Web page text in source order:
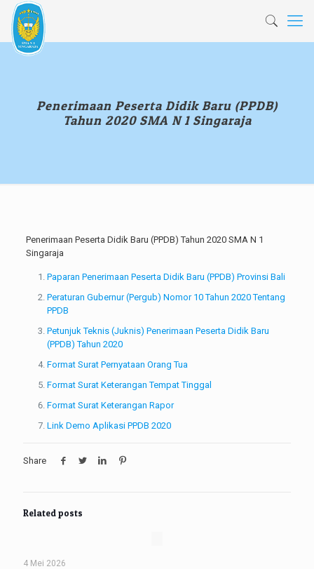
Penerimaan Peserta Didik Baru (PPDB)
Tahun 2020 SMA N 1 Singaraja
Penerimaan Peserta Didik Baru (PPDB) Tahun 2020 SMA N 1
Singaraja
Paparan Penerimaan Peserta Didik Baru (PPDB) Provinsi Bali
Peraturan Gubernur (Pergub) Nomor 10 Tahun 2020 Tentang
PPDB
Petunjuk Teknis (Juknis) Penerimaan Peserta Didik Baru
(PPDB) Tahun 2020
Format Surat Pernyataan Orang Tua
Format Surat Keterangan Tempat Tinggal
Format Surat Keterangan Rapor
Link Demo Aplikasi PPDB 2020
Share
Related posts
4 Mei 2026